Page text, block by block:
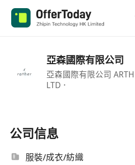
亞森國際有限公司
亞森國際有限公司
LTD．
公司信息
服裝/成衣/紡織